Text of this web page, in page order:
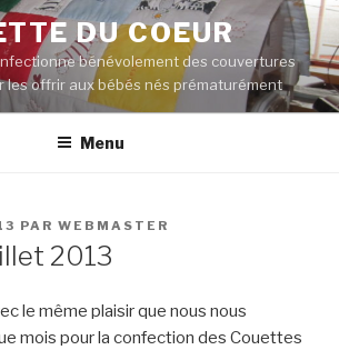
DU COEUR
bénévolement des couvertures
les offrir aux bébés nés prématurément
Menu
PAR WEBMASTER
2013
le même plaisir que nous nous
mois pour la confection des Couettes